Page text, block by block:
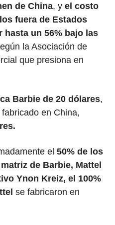
de China, y el costo
fuera de Estados
hasta un 56% bajo las
la Asociación de
que presiona en
Barbie de 20 dólares,
el 50% de los
de Barbie, Mattel
Ynon Kreiz, el 100%
se fabricaron en